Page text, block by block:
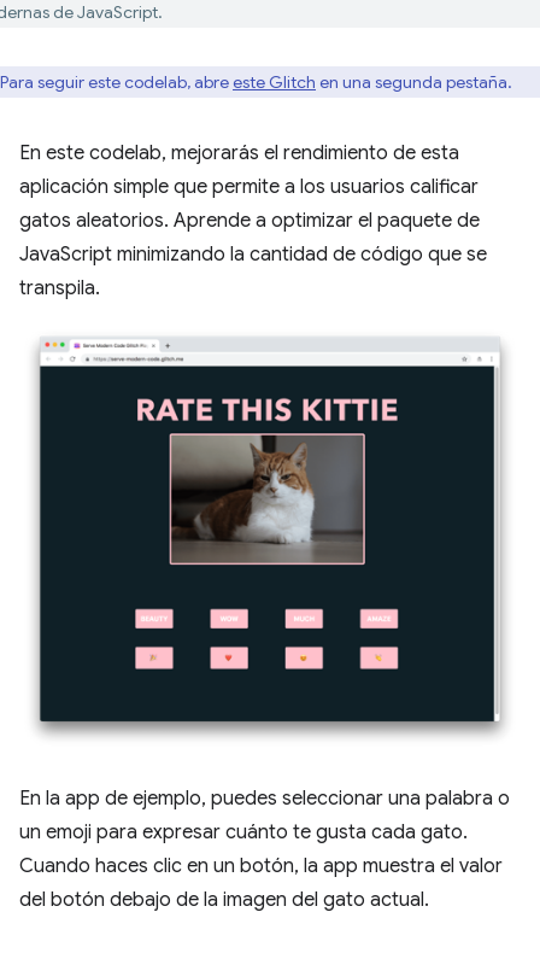
de JavaScript.
Para seguir este codelab, abreeste Glitch en una segunda pestaña.
En este codelab, mejorarás el rendimiento de esta
aplicación simple que permite a los usuarios calificar
gatos aleatorios. Aprende a optimizar el paquete de
JavaScript minimizando la cantidad de código que se
transpila.
En la app de ejemplo, puedes seleccionar una palabra o
un emoji para expresar cuánto te gusta cada gato.
Cuando haces clic en un botón, la app muestra el valor
del botón debajo de la imagen del gato actual.